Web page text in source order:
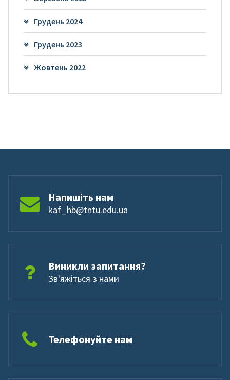
Грудень 2024
Грудень 2023
Жовтень 2022
Напишіть нам
kaf_hb@tntu.edu.ua
Виникли запитання?
Зв'яжіться з нами
Телефонуйте нам